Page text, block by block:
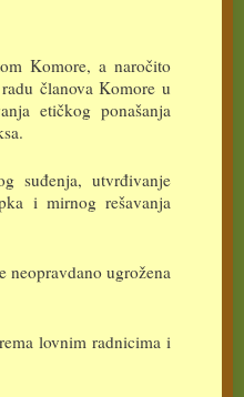
Komore, a naročito
članova Komore u
etičkog ponašanja
suđenja, utvrđivanje
i mirnog rešavanja
neopravdano ugrožena
lovnim radnicima i